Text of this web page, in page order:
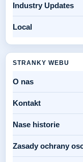
Industry Updates
Local
STRANKY WEBU
O nas
Kontakt
Nase historie
Zasady ochrany